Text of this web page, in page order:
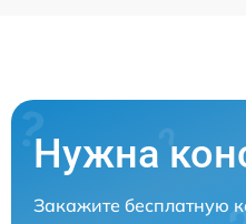
Нужна
Закажите бесплатную